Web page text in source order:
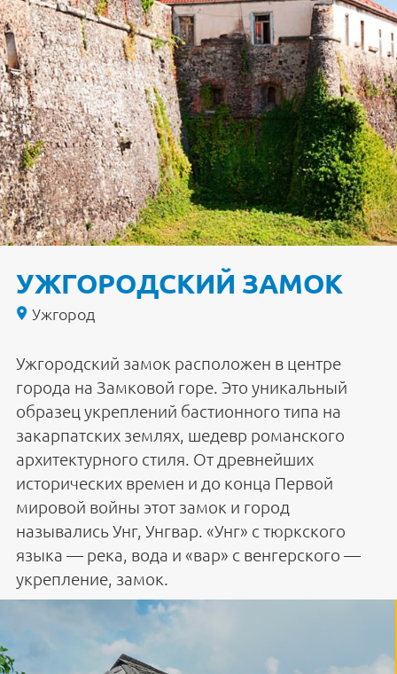
УЖГОРОДСКИЙ ЗАМОК
Ужгород
Ужгородский замок расположен в центре
города на Замковой горе. Это уникальный
образец укреплений бастионного типа на
закарпатских землях, шедевр романского
архитектурного стиля. От древнейших
исторических времен и до конца Первой
мировой войны этот замок и город
назывались Унг, Унгвар. «Унг» с тюркского
языка — река, вода и «вар» с венгерского —
укрепление, замок.